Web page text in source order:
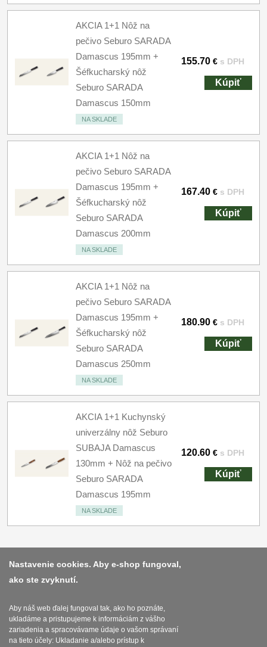
AKCIA 1+1 Nôž na
pečivo Seburo SARADA
Damascus 195mm +
Šéfkucharský nôž
Seburo SARADA
Damascus 150mm
NA SKLADE
155.70 € s DPH
Kúpiť
AKCIA 1+1 Nôž na
pečivo Seburo SARADA
Damascus 195mm +
Šéfkucharský nôž
Seburo SARADA
Damascus 200mm
NA SKLADE
167.40 € s DPH
Kúpiť
AKCIA 1+1 Nôž na
pečivo Seburo SARADA
Damascus 195mm +
Šéfkucharský nôž
Seburo SARADA
Damascus 250mm
NA SKLADE
180.90 € s DPH
Kúpiť
AKCIA 1+1 Kuchynský
univerzálny nôž Seburo
SUBAJA Damascus
130mm + Nôž na pečivo
Seburo SARADA
Damascus 195mm
NA SKLADE
120.60 € s DPH
Kúpiť
Platba a dodávka
Obchodní podmínky
Zasady zpracovani osobnich udaju
Nastavenie cookies. Aby e-shop fungoval,
ako ste zvyknutí.
Aby náš web ďalej fungoval tak, ako ho poznáte,
ukladáme a pristupujeme k informáciám z vášho
zariadenia a spracovávame údaje o vašom správaní
na tieto účely: Ukladanie a/alebo prístup k